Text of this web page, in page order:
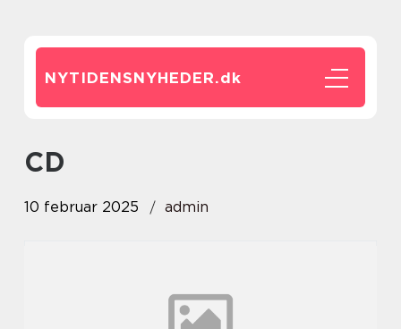
NYTIDENSNYHEDER.dk
CD
10 februar 2025 admin